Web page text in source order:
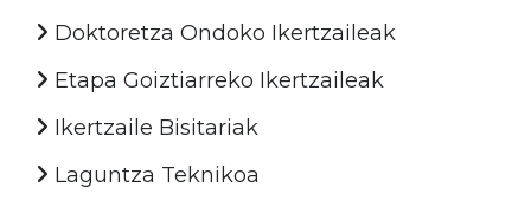
Doktoretza Ondoko Ikertzaileak
Etapa Goiztiarreko Ikertzaileak
Ikertzaile Bisitariak
Laguntza Teknikoa